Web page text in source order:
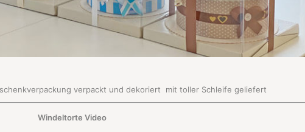
verpackt und dekoriert mit toller Schleife geliefert
Windeltorte Video